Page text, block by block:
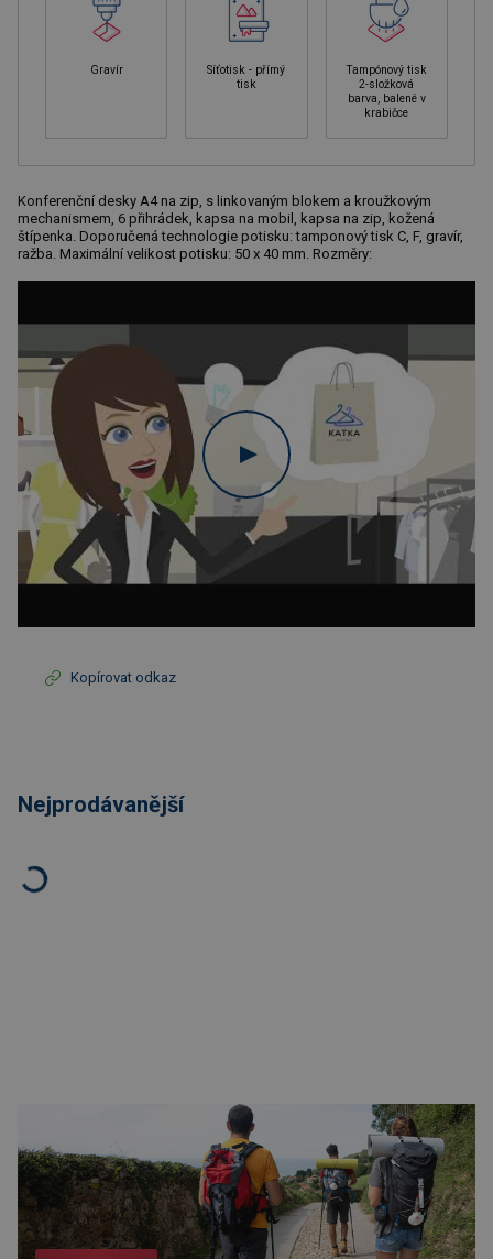
Gravír
Síťotisk - přímý
tisk
Tampónový tisk
2-složková
barva, balené v
krabičce
Konferenční desky A4 na zip, s linkovaným blokem a kroužkovým
mechanismem, 6 přihrádek, kapsa na mobil, kapsa na zip, kožená
štípenka. Doporučená technologie potisku: tamponový tisk C, F, gravír,
ražba. Maximální velikost potisku: 50 x 40 mm. Rozměry:
Kopírovat odkaz
Nejprodávanější